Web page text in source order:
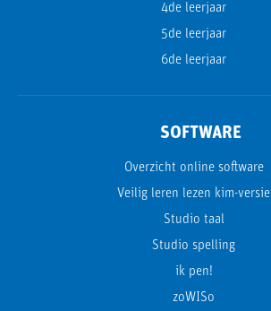
4de leerjaar
5de leerjaar
6de leerjaar
SOFTWARE
Overzicht online software
Veilig leren lezen kim-versie
Studio taal
Studio spelling
ik pen!
zoWISo